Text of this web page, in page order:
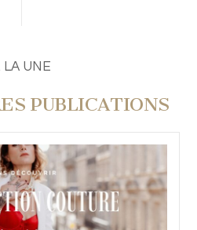
LA UNE
PUBLICATIONS